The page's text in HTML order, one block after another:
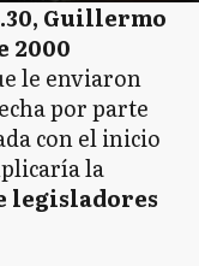
Guillermo
2000
le enviaron
por parte
con el inicio
la
legisladores